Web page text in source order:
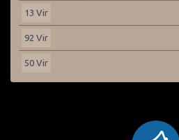
13 Vir
92 Vir
50 Vir